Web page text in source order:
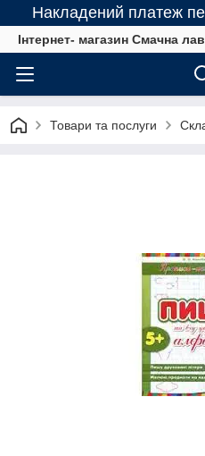
Накладений платеж
Інтернет- магазин Смачна
Товари та послуги